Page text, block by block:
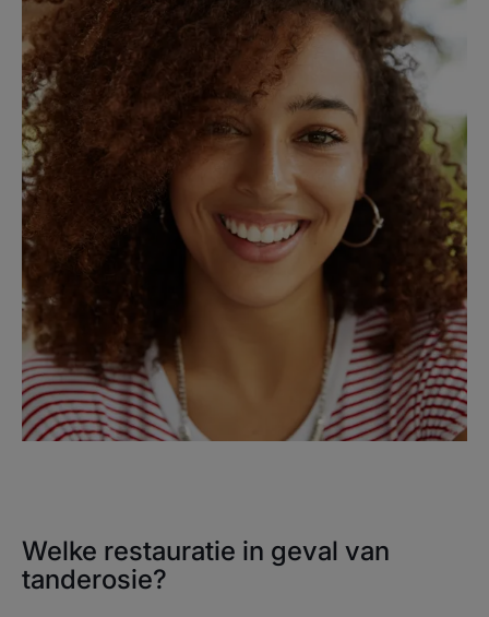
Welke restauratie in geval van
tanderosie?